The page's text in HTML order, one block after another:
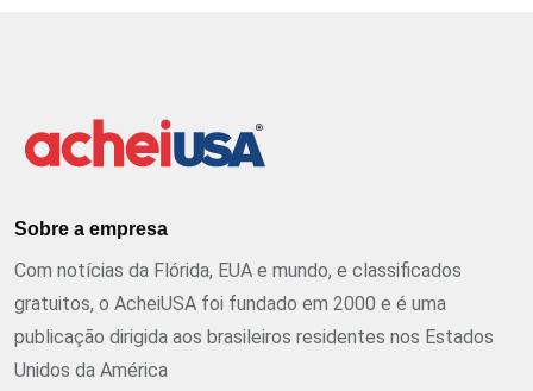
Sobre a empresa
Com notícias da Flórida, EUA e mundo, e classificados
gratuitos, o AcheiUSA foi fundado em 2000 e é uma
publicação dirigida aos brasileiros residentes nos Estados
Unidos da América